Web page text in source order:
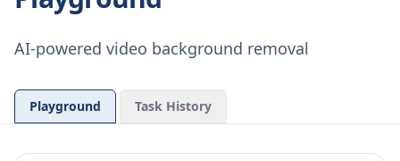
AI-powered video background removal
Playground Task History